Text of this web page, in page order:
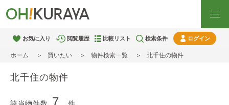
お気に入り 閲覧履歴 比較リスト 検索条件 ログイン
ホーム 買いたい 物件検索一覧 北千住の物件
北千住の物件
7